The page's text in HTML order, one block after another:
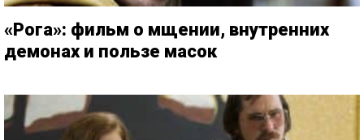
«Рога»: фильм о мщении, внутренних
демонах и пользе масок